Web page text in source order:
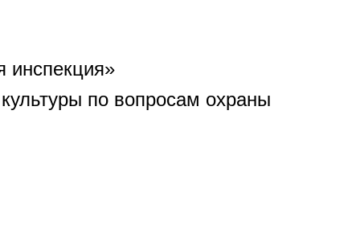
инспекция»
по вопросам охраны